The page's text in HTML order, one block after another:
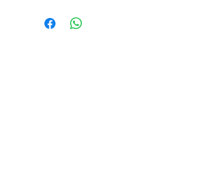
Hauteur totale: 65cm